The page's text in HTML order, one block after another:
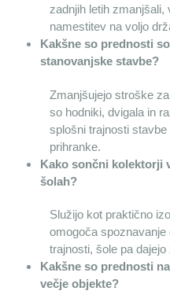
zadnjih letih zmanjšali,
namestitev na voljo
Kakšne so prednosti
stanovanjske stavbe?
Zmanjšujejo stroške
so hodniki, dvigala in
splošni trajnosti
prihranke.
Kako sončni kolektorji
šolah?
Služijo kot praktično
omogoča spoznavanje
trajnosti, šole pa
Kakšne so prednosti
večje objekte?